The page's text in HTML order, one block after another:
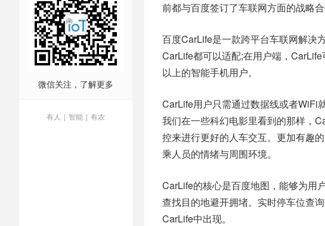
微信关注，了解更多
有人 | 智能 | 有农
前都与百度签订了车联网方面的战略合
百度CarLife是一款跨平台车联网解决
CarLife都可以适配;在用户端，
以上的智能手机用户。
CarLife用户只需通过数据线或者WiFi
我们在一些科幻电影里看到的那样，
控来进行更好的人车交互。更加有趣
乘人员的情绪与周围环境。
CarLife的核心是百度地图，能够为用
查找目的地避开拥堵。实时停车位查
CarLife中出现。